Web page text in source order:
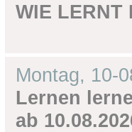
WIE LERNT
Montag, 10-
Lernen
ab